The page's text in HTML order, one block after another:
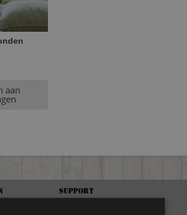
aan
Support